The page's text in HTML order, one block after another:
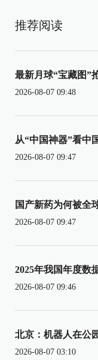
推荐阅读
最新月球“宝藏图”
2026-08-07 09:48
从“中国神器”看中
2026-08-07 09:47
国产新药为何被全
2026-08-07 09:47
2025年我国年度数
2026-08-07 09:46
北京：机器人在公
2026-08-07 03:10